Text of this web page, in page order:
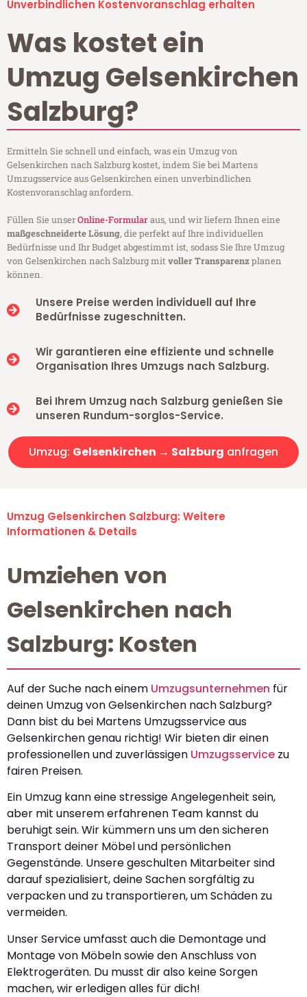
Unverbindlichen Kostenvoranschlag erhalten
Was kostet ein
Umzug Gelsenkirchen
Salzburg?
Ermitteln Sie schnell und einfach, was ein Umzug von
Gelsenkirchen nach Salzburg kostet, indem Sie bei Martens
Umzugsservice aus Gelsenkirchen einen unverbindlichen
Kostenvoranschlag anfordern.
Füllen Sie unserOnline-Formularaus, und wir liefern Ihnen eine
maßgeschneiderte Lösung, die perfekt auf Ihre individuellen
Bedürfnisse und Ihr Budget abgestimmt ist, sodass Sie Ihre Umzug
von Gelsenkirchen nach Salzburg mitvoller Transparenzplanen
können.
Unsere Preise werden individuell auf Ihre
Bedürfnisse zugeschnitten.
Wir garantieren eine effiziente und schnelle
Organisation Ihres Umzugs nach Salzburg.
Bei Ihrem Umzug nach Salzburg genießen Sie
unseren Rundum-sorglos-Service.
Umzug: Gelsenkirchen → Salzburg anfragen
Umzug Gelsenkirchen Salzburg: Weitere
Informationen & Details
Umziehen von
Gelsenkirchen nach
Salzburg: Kosten
Auf der Suche nach einem Umzugsunternehmen für
deinen Umzug von Gelsenkirchen nach Salzburg?
Dann bist du bei Martens Umzugsservice aus
Gelsenkirchen genau richtig! Wir bieten dir einen
professionellen und zuverlässigen Umzugsservice zu
fairen Preisen.
Ein Umzug kann eine stressige Angelegenheit sein,
aber mit unserem erfahrenen Team kannst du
beruhigt sein. Wir kümmern uns um den sicheren
Transport deiner Möbel und persönlichen
Gegenstände. Unsere geschulten Mitarbeiter sind
darauf spezialisiert, deine Sachen sorgfältig zu
verpacken und zu transportieren, um Schäden zu
vermeiden.
Unser Service umfasst auch die Demontage und
Montage von Möbeln sowie den Anschluss von
Elektrogeräten. Du musst dir also keine Sorgen
machen, wir erledigen alles für dich!